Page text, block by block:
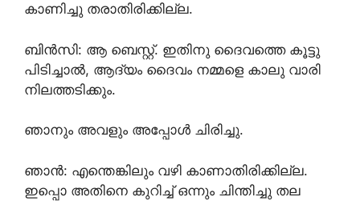
കാണിച്ചു തരാതിരിക്കില്ല.
ബിൻസി: ആ ബെസ്റ്റ്. ഇതിനു ദൈവത്തെ കൂട്ടു
പിടിച്ചാൽ, ആദ്യം ദൈവം നമ്മളെ കാലു വാരി
നിലത്തടിക്കും.
ഞാനും അവളും അപ്പോൾ ചിരിച്ചു.
ഞാൻ: എന്തെങ്കിലും വഴി കാണാതിരിക്കില്ല.
ഇപ്പൊ അതിനെ കുറിച്ച് ഒന്നും ചിന്തിച്ചു തല